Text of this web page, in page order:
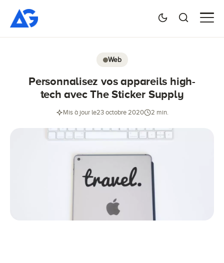
Web
Personnalisez vos appareils high-
tech avec The Sticker Supply
Mis à jour le23 octobre 2020 2 min.